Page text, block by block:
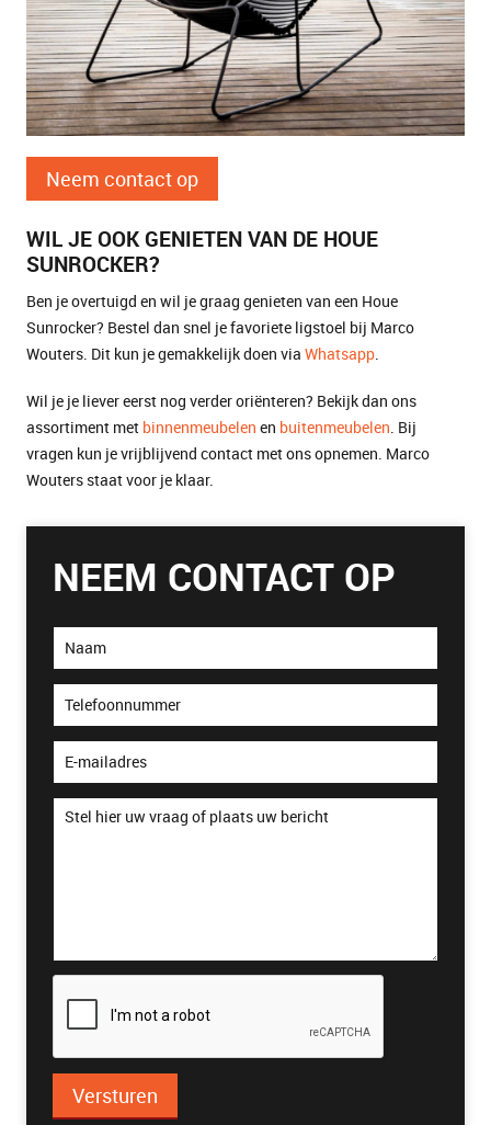
Neem contact op
WIL JE OOK GENIETEN VAN DE HOUE
SUNROCKER?
Ben je overtuigd en wil je graag genieten van een Houe
Sunrocker? Bestel dan snel je favoriete ligstoel bij Marco
Wouters. Dit kun je gemakkelijk doen via Whatsapp
Wil je je liever eerst nog verder oriënteren? Bekijk dan ons
assortiment met binnenmeubelen en buitenmeubelen . Bij
vragen kun je vrijblijvend contact met ons opnemen. Marco
Wouters staat voor je klaar.
NEEM CONTACT OP
Versturen